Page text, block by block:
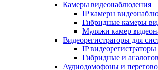
Камеры видеонаблюдения
IP камеры
Гибридные камеры
Муляжи камер
Видеорегистраторы для
IP
Гибридные и
Аудиодомофоны и